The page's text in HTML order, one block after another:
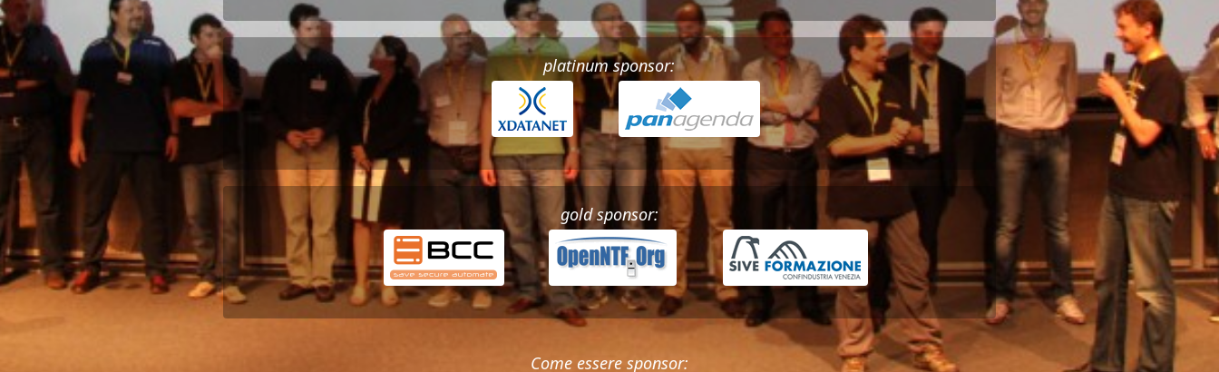
platinum sponsor:
gold sponsor:
Come essere sponsor: